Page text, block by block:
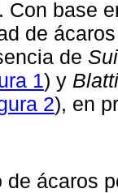
Con base
de
de
1) y
2), en
de ácaros